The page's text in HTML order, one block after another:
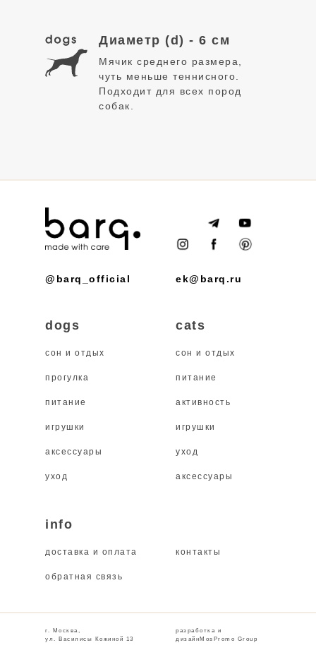
Диаметр (d) - 6 см
Мячик среднего размера,
чуть меньше теннисного.
Подходит для всех пород
собак.
Хлопок, полиэстер
питомца долгие годы
поверхность игрушки мягкой влажной
тканью.
машине, используй специальный
градусов.
сон и отдых
dogs cats
info
сон и отдых
доставка и оплата контакты
обратная связь
питание
питание
игрушки игрушки
аксессуары
аксессуары
уход
уход
прогулка
@barq_official ek@barq.ru
активность
г. Москва,
ул. Василисы Кожиной 13
разработка и
дизайнMosPromo Group